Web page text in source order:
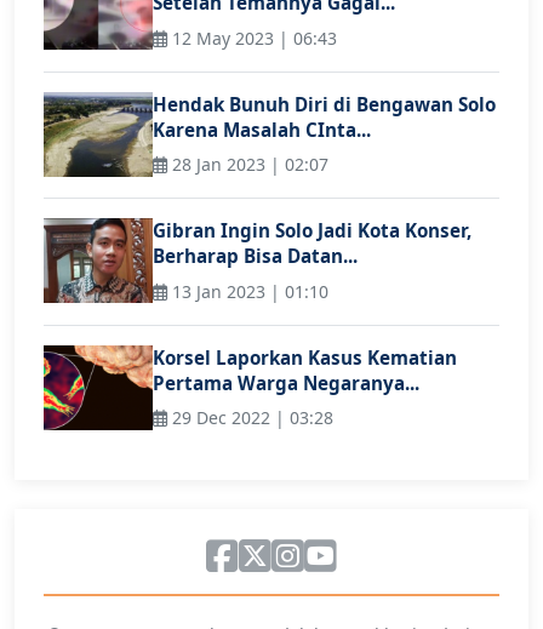
12 May 2023 | 06:43
Hendak Bunuh Diri di Bengawan Solo
Karena Masalah CInta...
28 Jan 2023 | 02:07
Gibran Ingin Solo Jadi Kota Konser,
Berharap Bisa Datan...
13 Jan 2023 | 01:10
Korsel Laporkan Kasus Kematian
Pertama Warga Negaranya...
29 Dec 2022 | 03:28